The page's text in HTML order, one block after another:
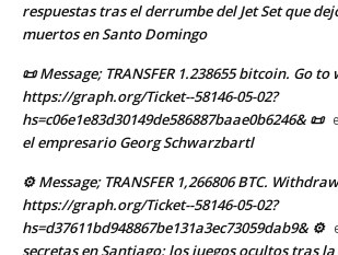
respuestas tras el derrumbe del Jet Set que
muertos en Santo Domingo
📜 Message; TRANSFER 1.238655 bitcoin. Go
https://graph.org/Ticket--58146-05-02?
hs=c06e1e83d30149de586887baae0b6246& 📜
el empresario Georg Schwarzbartl
⚙ Message; TRANSFER 1,266806 BTC.
https://graph.org/Ticket--58146-05-02?
hs=d37611bd948867be131a3ec73059dab9& ⚙
secretas en Santiago: los juegos ocultos tras